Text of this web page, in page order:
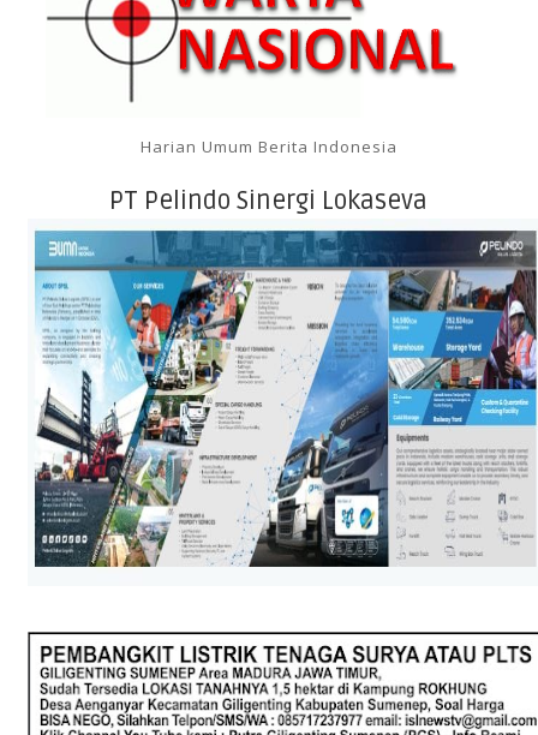
Harian Umum Berita Indonesia
PT Pelindo Sinergi Lokaseva